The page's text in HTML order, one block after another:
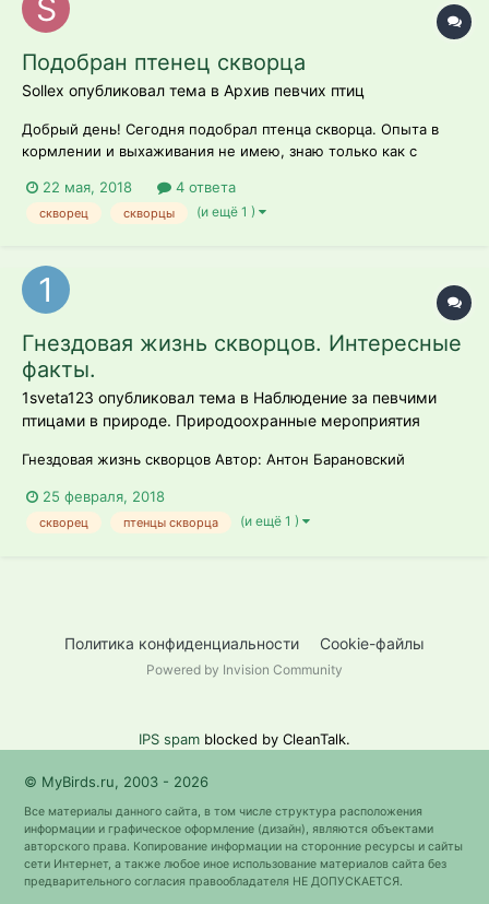
Подобран птенец скворца
Sollex опубликовал тема в Архив певчих птиц
Добрый день! Сегодня подобрал птенца скворца. Опыта в
кормлении и выхаживания не имею, знаю только как с
выходить и отпустить на волю.
22 мая, 2018 4 ответа
скворец скворцы (и ещё 1 )
Гнездовая жизнь скворцов. Интересные
факты.
1sveta123 опубликовал тема в Наблюдение за певчими
птицами в природе. Природоохранные мероприятия
Гнездовая жизнь скворцов Автор: Антон Барановский
25 февраля, 2018
скворец птенцы скворца (и ещё 1 )
Политика конфиденциальности Cookie-файлы
Powered by Invision Community
IPS spam blocked by CleanTalk.
© MyBirds.ru, 2003 - 2026
Все материалы данного сайта, в том числе структура расположения
информации и графическое оформление (дизайн), являются объектами
авторского права. Копирование информации на сторонние ресурсы и сайты
сети Интернет, а также любое иное использование материалов сайта без
предварительного согласия правообладателя НЕ ДОПУСКАЕТСЯ.